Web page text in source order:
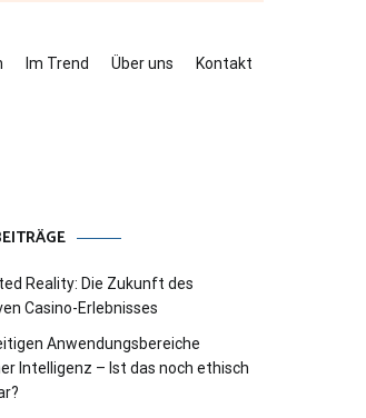
Im Trend Über uns Kontakt
Reality: Die Zukunft des
Casino-Erlebnisses
Anwendungsbereiche
Intelligenz – Ist das noch ethisch